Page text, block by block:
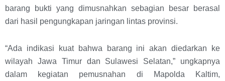
barang bukti yang dimusnahkan sebagian besar berasal
dari hasil pengungkapan jaringan lintas provinsi.
“Ada indikasi kuat bahwa barang ini akan diedarkan ke
wilayah Jawa Timur dan Sulawesi Selatan,” ungkapnya
dalam kegiatan pemusnahan di Mapolda Kaltim,